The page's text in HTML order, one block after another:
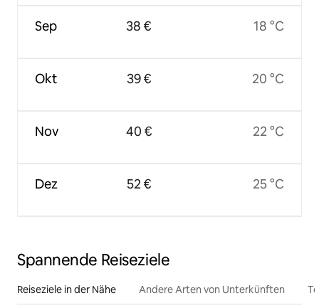
Sep
Okt
Nov
Dez
38 €
39 €
40 €
52 €
18 °C
20 °C
22 °C
25 °C
Spannende Reiseziele
Reiseziele in der Nähe Andere Arten von Unterkünften